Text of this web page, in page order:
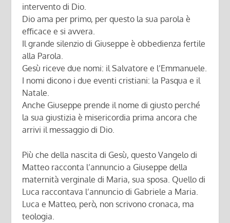
intervento di Dio.
Dio ama per primo, per questo la sua parola è
efficace e si avvera.
Il grande silenzio di Giuseppe è obbedienza fertile
alla Parola.
Gesù riceve due nomi: il Salvatore e l’Emmanuele.
I nomi dicono i due eventi cristiani: la Pasqua e il
Natale.
Anche Giuseppe prende il nome di giusto perché
la sua giustizia è misericordia prima ancora che
arrivi il messaggio di Dio.
Più che della nascita di Gesù, questo Vangelo di
Matteo racconta l’annuncio a Giuseppe della
maternità verginale di Maria, sua sposa. Quello di
Luca raccontava l’annuncio di Gabriele a Maria.
Luca e Matteo, però, non scrivono cronaca, ma
teologia.